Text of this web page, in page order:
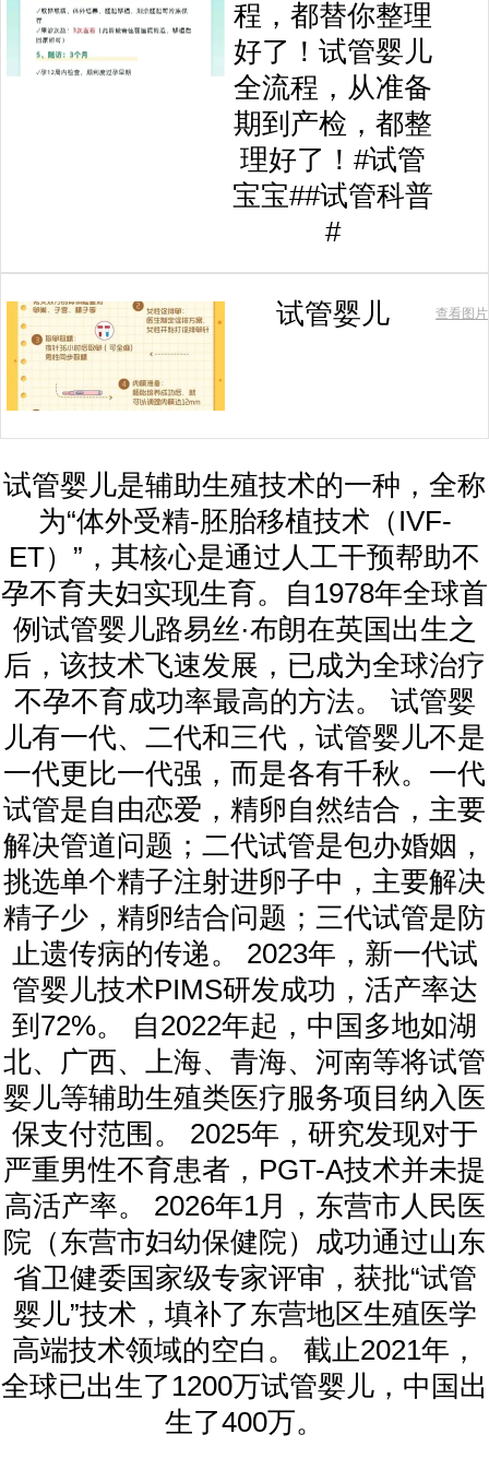
程，都替你整理
好了！试管婴儿
全流程，从准备
期到产检，都整
理好了！#试管
宝宝##试管科普
#
试管婴儿 查看图片
试管婴儿是辅助生殖技术的一种，全称
为“体外受精-胚胎移植技术（IVF-
ET）”，其核心是通过人工干预帮助不
孕不育夫妇实现生育。自1978年全球首
例试管婴儿路易丝·布朗在英国出生之
后，该技术飞速发展，已成为全球治疗
不孕不育成功率最高的方法。 试管婴
儿有一代、二代和三代，试管婴儿不是
一代更比一代强，而是各有千秋。一代
试管是自由恋爱，精卵自然结合，主要
解决管道问题；二代试管是包办婚姻，
挑选单个精子注射进卵子中，主要解决
精子少，精卵结合问题；三代试管是防
止遗传病的传递。 2023年，新一代试
管婴儿技术PIMS研发成功，活产率达
到72%。 自2022年起，中国多地如湖
北、广西、上海、青海、河南等将试管
婴儿等辅助生殖类医疗服务项目纳入医
保支付范围。 2025年，研究发现对于
严重男性不育患者，PGT-A技术并未提
高活产率。 2026年1月，东营市人民医
院（东营市妇幼保健院）成功通过山东
省卫健委国家级专家评审，获批“试管
婴儿”技术，填补了东营地区生殖医学
高端技术领域的空白。 截止2021年，
全球已出生了1200万试管婴儿，中国出
生了400万。